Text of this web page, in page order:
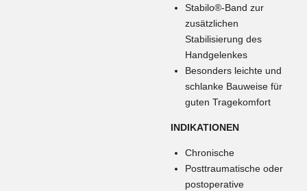
Stabilo®-Band zur
zusätzlichen
Stabilisierung des
Handgelenkes
Besonders leichte und
schlanke Bauweise für
guten Tragekomfort
INDIKATIONEN
Chronische
Posttraumatische oder
postoperative